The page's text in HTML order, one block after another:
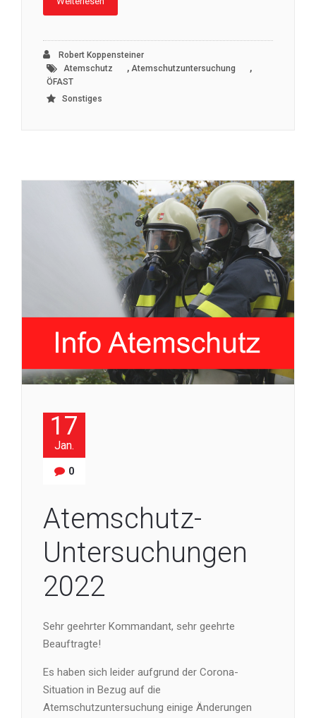
Robert Koppensteiner
Atemschutz
, Atemschutzuntersuchung ,
ÖFAST
Sonstiges
17
Jan.
0
Atemschutz-
Untersuchungen
2022
Sehr geehrter Kommandant, sehr geehrte
Beauftragte!
Es haben sich leider aufgrund der Corona-
Situation in Bezug auf die
Atemschutzuntersuchung einige Änderungen